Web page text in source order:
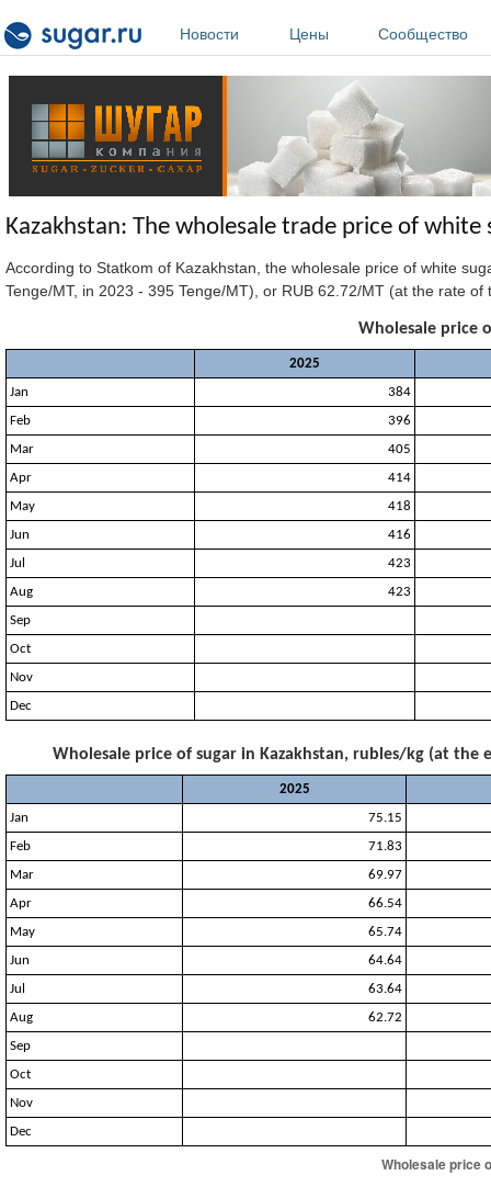
Новости
Цены Сообщество
Kazakhstan: The wholesale trade price of white
According to Statkom of Kazakhstan, the wholesale price of white
Tenge/MT, in 2023 - 395 Tenge/MT), or RUB 62.72/MT (at the rate
Wholesale price
2025
Jan
384
Feb
396
Mar
405
Apr
414
May
418
Jun
416
Jul
423
Aug
423
Sep
Oct
Nov
Dec
Wholesale price of sugar in Kazakhstan, rubles/kg (at
2025
Jan
75.15
Feb
71.83
Mar
69.97
Apr
66.54
May
65.74
Jun
64.64
Jul
63.64
Aug
62.72
Sep
Oct
Nov
Dec